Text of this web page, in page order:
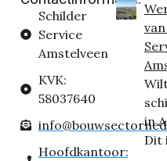
Schilder
Service
Amstelveen
KVK:
58037640
Hoofdkantoor:
in
Dit